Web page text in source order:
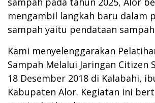
mengambil langkah baru dalam
sampah yaitu pendataan
Kami menyelenggarakan
Sampah Melalui Jaringan Citizen
18 Desember 2018 di Kalabahi,
Kabupaten Alor. Kegiatan ini